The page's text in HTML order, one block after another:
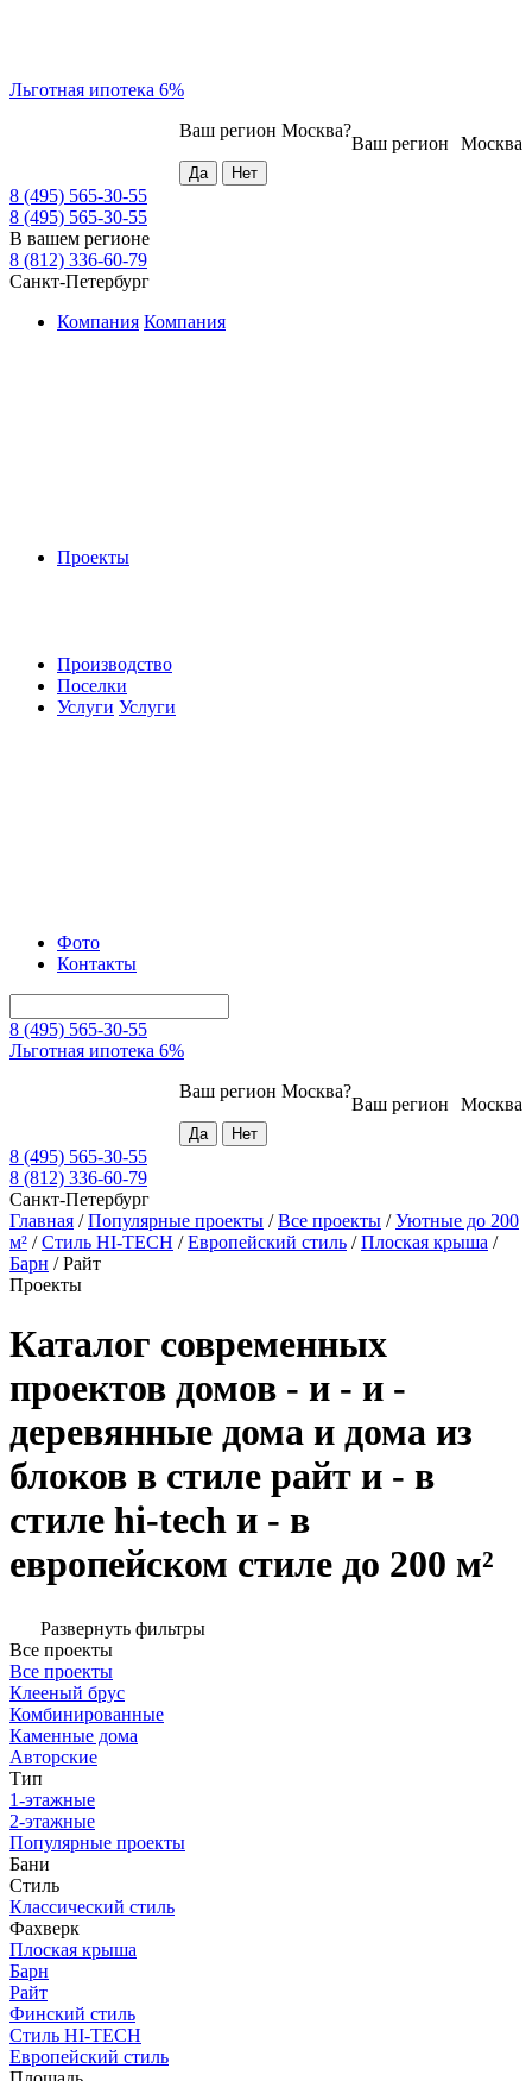
Льготная ипотека 6%
Москва
Ваш регион
Ваш регион Москва?
8 (495) 565-30-55
8 (495) 565-30-55
В вашем регионе
8 (812) 336-60-79
Санкт-Петербург
Компания Компания
Проекты
Производство
Поселки
Услуги Услуги
Фото
Контакты
8 (495) 565-30-55
Льготная ипотека 6%
Москва
Ваш регион
Ваш регион Москва?
8 (495) 565-30-55
8 (812) 336-60-79
Санкт-Петербург
Главная /Популярные проекты /Все проекты /Уютные до 200
м² /Стиль HI-TECH /Европейский стиль /Плоская крыша /
Барн /Райт
Проекты
Каталог современных
проектов домов - и - и -
деревянные дома и дома из
блоков в стиле райт и - в
стиле hi-tech и - в
европейском стиле до 200 м²
Развернуть фильтры
Все проекты
Все проекты
Клееный брус
Комбинированные
Каменные дома
Авторские
Тип
1-этажные
2-этажные
Популярные проекты
Бани
Стиль
Классический стиль
Фахверк
Плоская крыша
Барн
Райт
Финский стиль
Стиль HI-TECH
Европейский стиль